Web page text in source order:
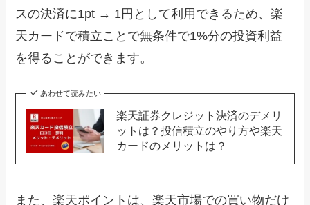
スの決済に1pt → 1円として利用できるため、楽
天カードで積立ことで無条件で1%分の投資利益
を得ることができます。
あわせて読みたい
楽天証券クレジット決済のデメリ
ットは？投信積立のやり方や楽天
カードのメリットは？
また、楽天ポイントは、楽天市場での買い物だけ